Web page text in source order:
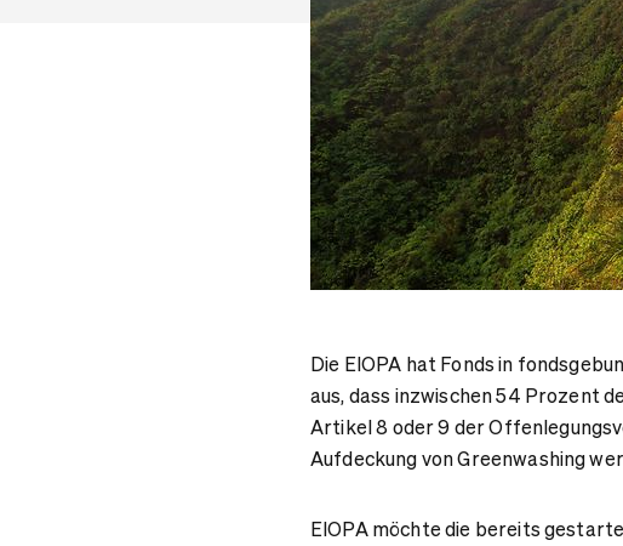
Die EIOPA hat Fonds in
aus, dass inzwischen 54 Prozent
Artikel 8 oder 9 der
Aufdeckung von Greenwashing
EIOPA möchte die bereits